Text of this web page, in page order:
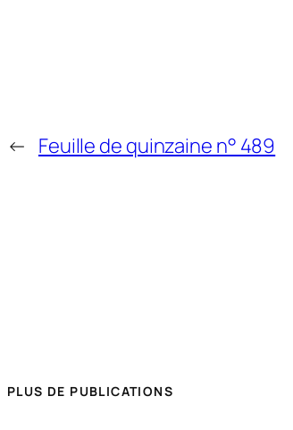
← Feuille de quinzaine n° 489
PLUS DE PUBLICATIONS